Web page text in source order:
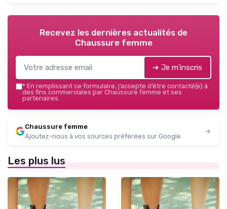
Recevez les dernières actualités de
Chaussure femme
➔ Je m'inscris
* En remplissant ce formulaire, j’accepte d’être contacté(e) à
des fins commerciales par Chaussure femme et ses
partenaires.
Chaussure femme
Ajoutez-nous à vos sources préférées sur Google
Les plus lus